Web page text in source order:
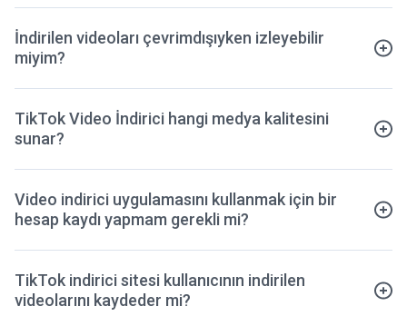
İndirilen videoları çevrimdışıyken izleyebilir
miyim?
TikTok Video İndirici hangi medya kalitesini
sunar?
Video indirici uygulamasını kullanmak için bir
hesap kaydı yapmam gerekli mi?
TikTok indirici sitesi kullanıcının indirilen
videolarını kaydeder mi?